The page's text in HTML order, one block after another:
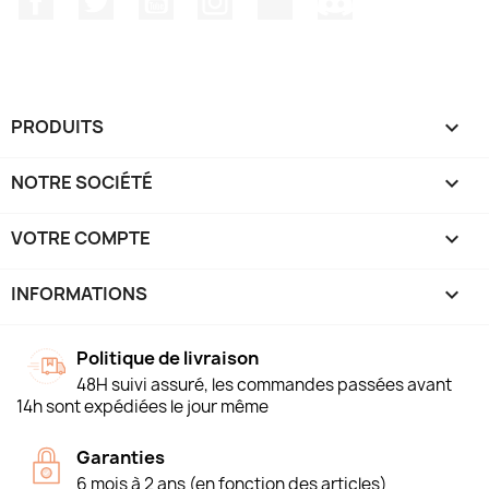
PRODUITS 
NOTRE SOCIÉTÉ 
VOTRE COMPTE 
INFORMATIONS keyboard_arrow_down
Politique de livraison
48H suivi assuré, les commandes passées avant
14h sont expédiées le jour même
Garanties